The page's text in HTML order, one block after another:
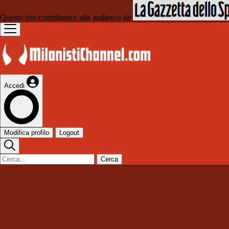
Questo sito contribuisce alla audience de
Accedi
Modifica profilo Logout
Cerca